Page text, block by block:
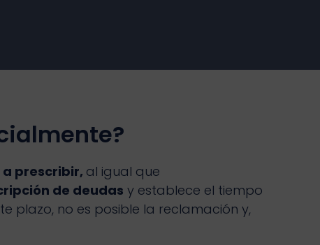
prescribir, al igual que
de deudas y establece el tiempo
plazo, no es posible la reclamación y,